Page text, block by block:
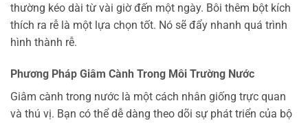
thường kéo dài từ vài giờ đến một ngày. Bôi thêm bột kích
thích ra rễ là một lựa chọn tốt. Nó sẽ đẩy nhanh quá trình
hình thành rễ.
Phương Pháp Giâm Cành Trong Môi Trường Nước
Giâm cành trong nước là một cách nhân giống trực quan
và thú vị. Bạn có thể dễ dàng theo dõi sự phát triển của bộ